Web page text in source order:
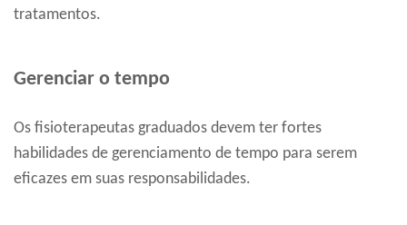
tratamentos.
Gerenciar o tempo
Os fisioterapeutas graduados devem ter fortes
habilidades de gerenciamento de tempo para serem
eficazes em suas responsabilidades.